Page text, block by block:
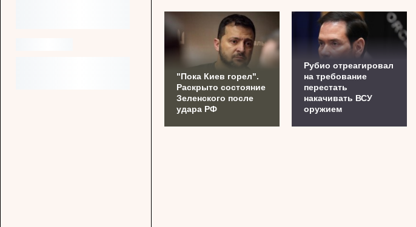
"Пока Киев горел".
Раскрыто состояние
Зеленского после
удара РФ
Рубио отреагировал
на требование
перестать
накачивать ВСУ
оружием